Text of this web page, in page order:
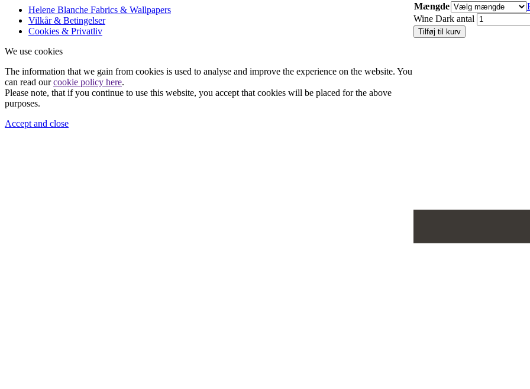
Mængde
Wine Dark antal
Tilføj til kurv
Helene Blanche Fabrics & Wallpapers
Vilkår & Betingelser
Cookies & Privatliv
We use cookies
The information that we gain from cookies is used to analyse and improve the experience on the website. You
can read ourcookie policy here.
Please note, that if you continue to use this website, you accept that cookies will be placed for the above
purposes.
Accept and close